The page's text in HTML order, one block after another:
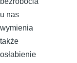
u nas
wymienia
także
osłabienie